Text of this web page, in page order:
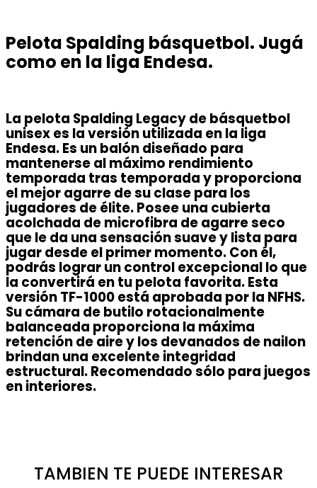
Pelota Spalding básquetbol. Jugá
como en la liga Endesa.
La pelota Spalding Legacy de básquetbol
unisex es la versión utilizada en la liga
Endesa. Es un balón diseñado para
mantenerse al máximo rendimiento
temporada tras temporada y proporciona
el mejor agarre de su clase para los
jugadores de élite. Posee una cubierta
acolchada de microfibra de agarre seco
que le da una sensación suave y lista para
jugar desde el primer momento. Con él,
podrás lograr un control excepcional lo que
la convertirá en tu pelota favorita. Esta
versión TF-1000 está aprobada por la NFHS.
Su cámara de butilo rotacionalmente
balanceada proporciona la máxima
retención de aire y los devanados de nailon
brindan una excelente integridad
estructural. Recomendado sólo para juegos
en interiores.
TAMBIEN TE PUEDE INTERESAR